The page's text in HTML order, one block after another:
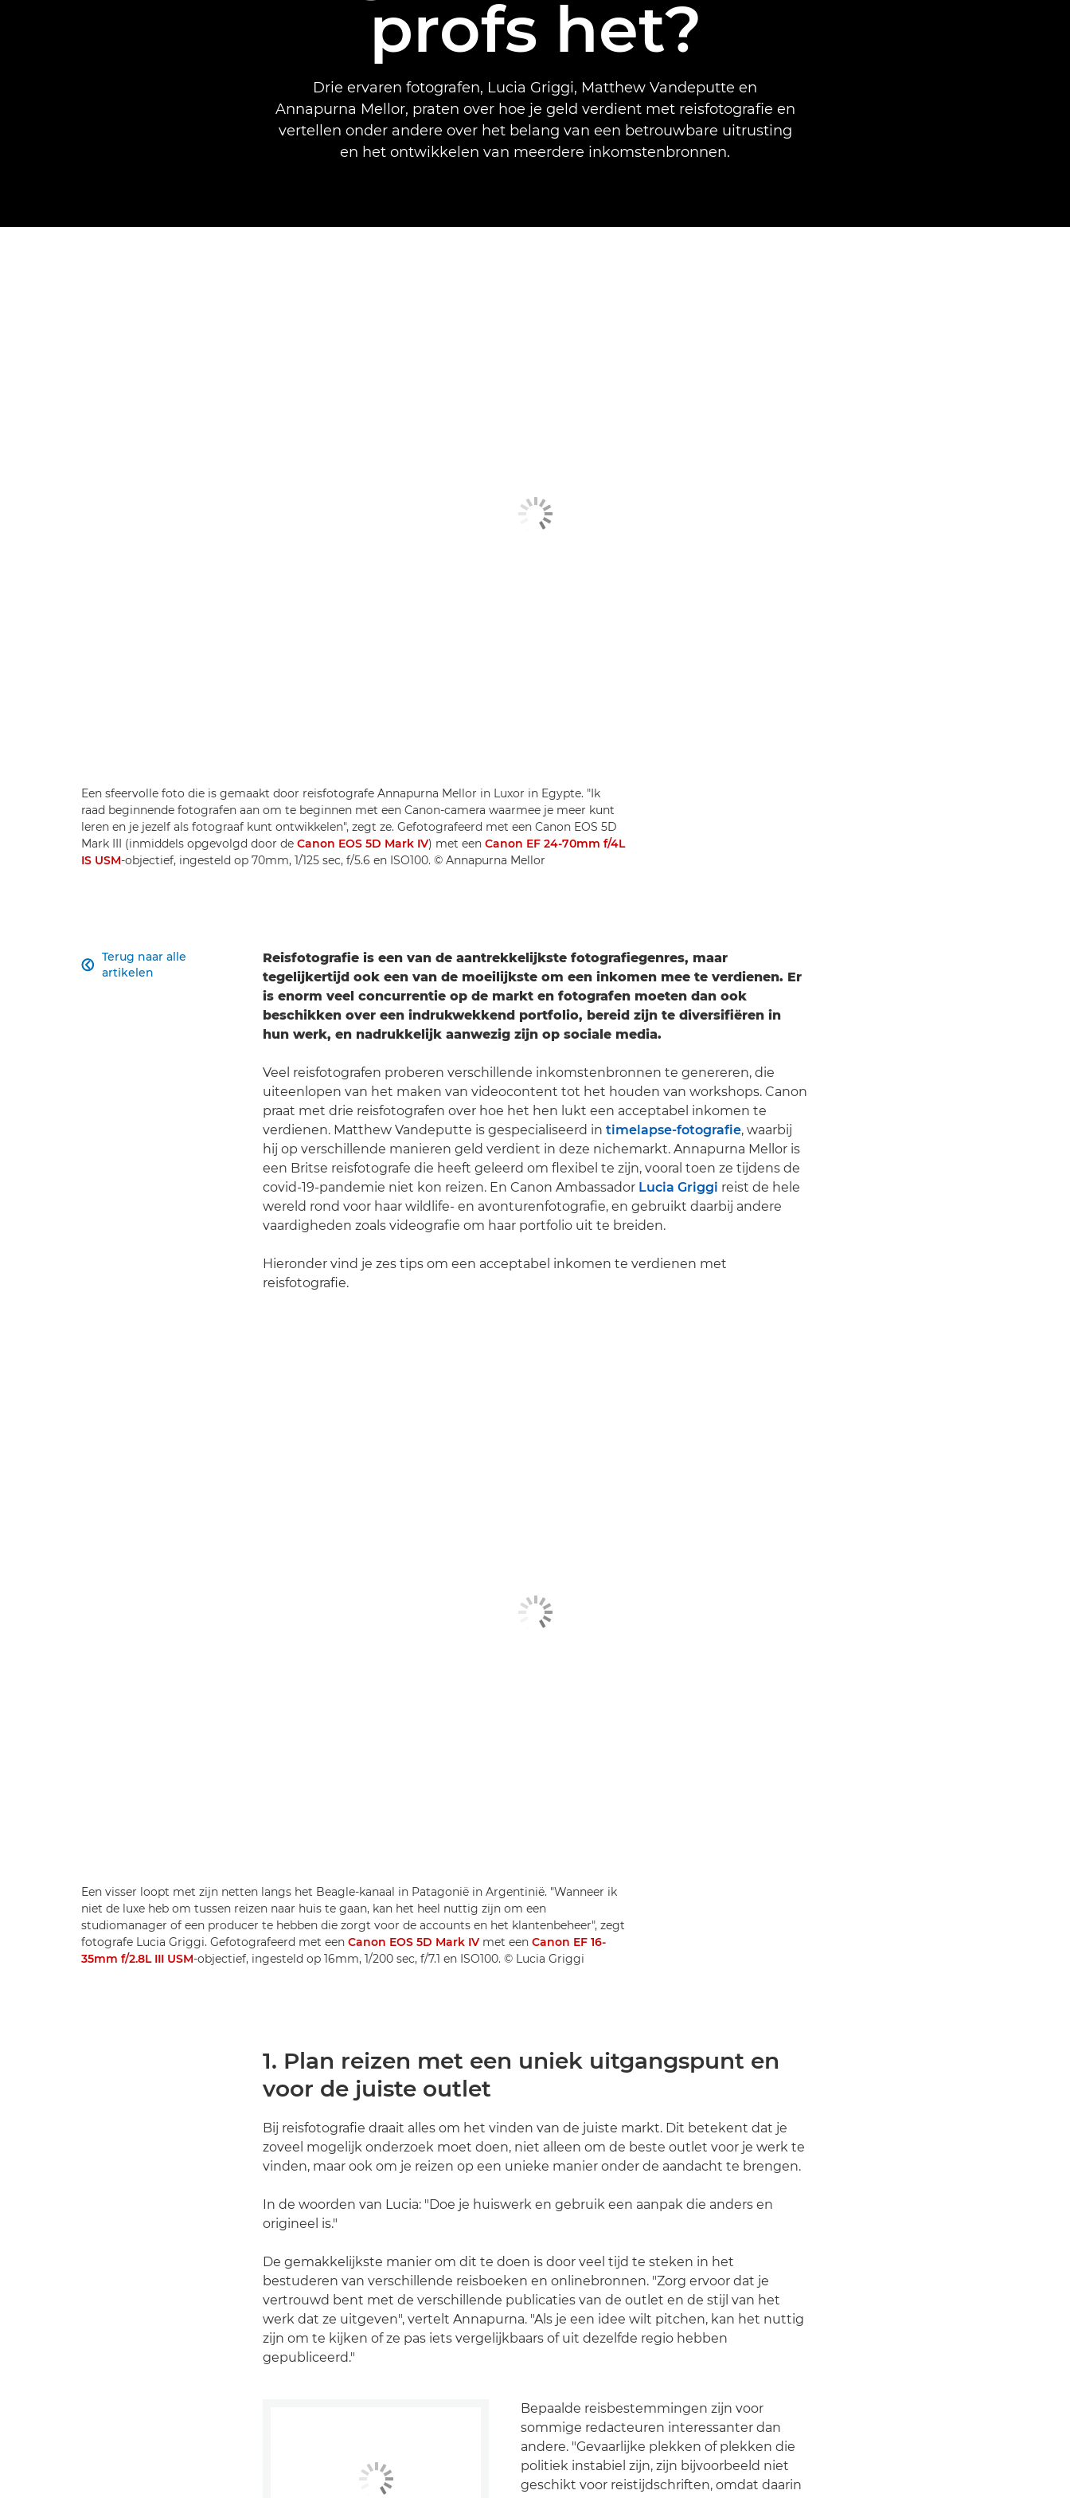
profs het?
Drie ervaren fotografen, Lucia Griggi, Matthew Vandeputte en
Annapurna Mellor, praten over hoe je geld verdient met reisfotografie en
vertellen onder andere over het belang van een betrouwbare uitrusting
en het ontwikkelen van meerdere inkomstenbronnen.
Een sfeervolle foto die is gemaakt door reisfotografe Annapurna Mellor in Luxor in Egypte. "Ik
raad beginnende fotografen aan om te beginnen met een Canon-camera waarmee je meer kunt
leren en je jezelf als fotograaf kunt ontwikkelen", zegt ze. Gefotografeerd met een Canon EOS 5D
Mark III (inmiddels opgevolgd door de Canon EOS 5D Mark IV) met een Canon EF 24-70mm f/4L
IS USM-objectief, ingesteld op 70mm, 1/125 sec, f/5.6 en ISO100. © Annapurna Mellor
Terug naar alle
artikelen

Reisfotografie is een van de aantrekkelijkste fotografiegenres, maar
tegelijkertijd ook een van de moeilijkste om een inkomen mee te verdienen. Er
is enorm veel concurrentie op de markt en fotografen moeten dan ook
beschikken over een indrukwekkend portfolio, bereid zijn te diversifiëren in
hun werk, en nadrukkelijk aanwezig zijn op sociale media.
Veel reisfotografen proberen verschillende inkomstenbronnen te genereren, die
uiteenlopen van het maken van videocontent tot het houden van workshops. Canon
praat met drie reisfotografen over hoe het hen lukt een acceptabel inkomen te
verdienen. Matthew Vandeputte is gespecialiseerd in timelapse-fotografie, waarbij
hij op verschillende manieren geld verdient in deze nichemarkt. Annapurna Mellor is
een Britse reisfotografe die heeft geleerd om flexibel te zijn, vooral toen ze tijdens de
covid-19-pandemie niet kon reizen. En Canon Ambassador Lucia Griggi reist de hele
wereld rond voor haar wildlife- en avonturenfotografie, en gebruikt daarbij andere
vaardigheden zoals videografie om haar portfolio uit te breiden.
Hieronder vind je zes tips om een acceptabel inkomen te verdienen met
reisfotografie.
Een visser loopt met zijn netten langs het Beagle-kanaal in Patagonië in Argentinië. "Wanneer ik
niet de luxe heb om tussen reizen naar huis te gaan, kan het heel nuttig zijn om een
studiomanager of een producer te hebben die zorgt voor de accounts en het klantenbeheer", zegt
fotografe Lucia Griggi. Gefotografeerd met een Canon EOS 5D Mark IV met een Canon EF 16-
35mm f/2.8L III USM-objectief, ingesteld op 16mm, 1/200 sec, f/7.1 en ISO100. © Lucia Griggi
1. Plan reizen met een uniek uitgangspunt en
voor de juiste outlet
Bij reisfotografie draait alles om het vinden van de juiste markt. Dit betekent dat je
zoveel mogelijk onderzoek moet doen, niet alleen om de beste outlet voor je werk te
vinden, maar ook om je reizen op een unieke manier onder de aandacht te brengen.
In de woorden van Lucia: "Doe je huiswerk en gebruik een aanpak die anders en
origineel is."
De gemakkelijkste manier om dit te doen is door veel tijd te steken in het
bestuderen van verschillende reisboeken en onlinebronnen. "Zorg ervoor dat je
vertrouwd bent met de verschillende publicaties van de outlet en de stijl van het
werk dat ze uitgeven", vertelt Annapurna. "Als je een idee wilt pitchen, kan het nuttig
zijn om te kijken of ze pas iets vergelijkbaars of uit dezelfde regio hebben
gepubliceerd."
Bepaalde reisbestemmingen zijn voor
sommige redacteuren interessanter dan
andere. "Gevaarlijke plekken of plekken die
politiek instabiel zijn, zijn bijvoorbeeld niet
geschikt voor reistijdschriften, omdat daarin